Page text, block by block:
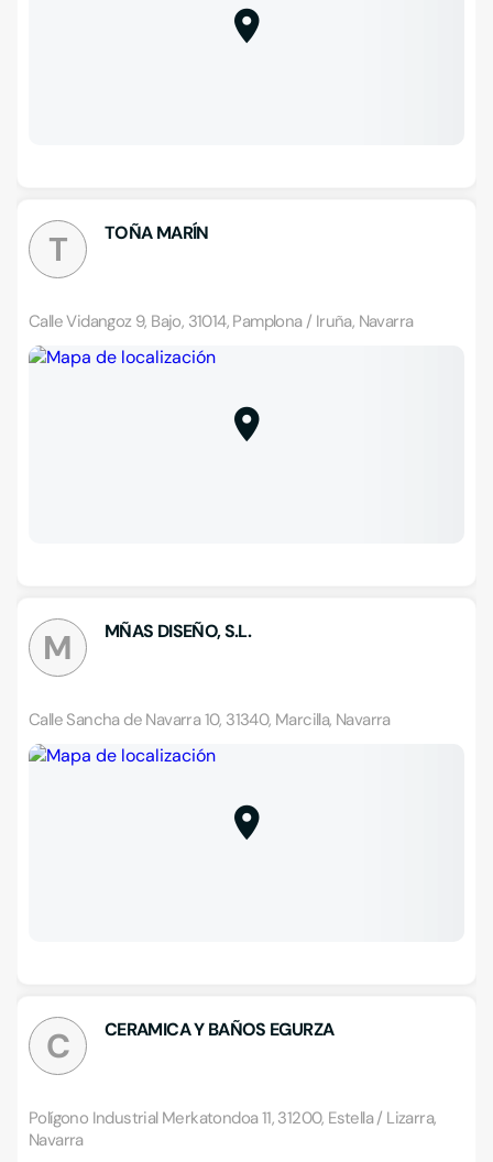
T TOÑA MARÍN
Calle Vidangoz 9, Bajo, 31014, Pamplona / Iruña, Navarra
M MÑAS DISEÑO, S.L.
Calle Sancha de Navarra 10, 31340, Marcilla, Navarra
C CERAMICA Y BAÑOS EGURZA
Polígono Industrial Merkatondoa 11, 31200, Estella / Lizarra,
Navarra